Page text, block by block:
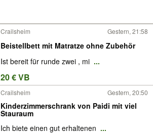
Crailsheim Gestern, 21:58
Beistellbett mit Matratze ohne Zubehör
Ist bereit für runde zwei , mi ...
20 € VB
Crailsheim Gestern, 20:50
Kinderzimmerschrank von Paidi mit viel
Stauraum
Ich biete einen gut erhaltenen ...